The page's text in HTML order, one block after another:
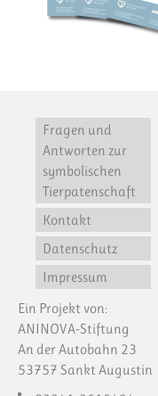
Fragen und
Antworten zur
symbolischen
Tierpatenschaft
Kontakt
Datenschutz
Impressum
Ein Projekt von:
ANINOVA-Stiftung
An der Autobahn 23
53757 Sankt Augustin